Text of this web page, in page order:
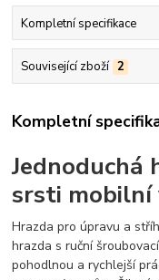
Kompletní specifikace
Související zboží 2
Kompletní
Jednoduchá
srsti mobilní
Hrazda pro úpravu a
hrazda s ruční
pohodlnou a rychlejší